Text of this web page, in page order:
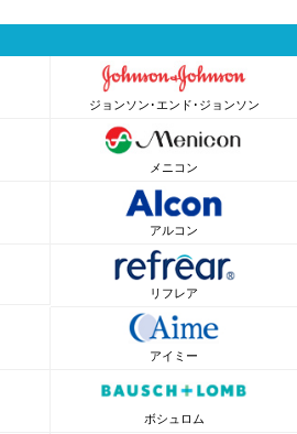
ジョンソン･エンド･ジョンソン
メニコン
アルコン
リフレア
アイミー
ボシュロム